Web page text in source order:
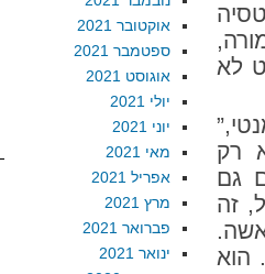
לא
רק
גם
זה
הוא
אוקטובר 2021
ספטמבר 2021
אוגוסט 2021
יולי 2021
יוני 2021
מאי 2021
אפריל 2021
מרץ 2021
פברואר 2021
ינואר 2021